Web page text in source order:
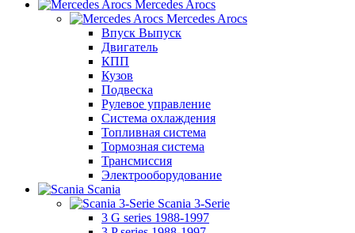
Mercedes Arocs
Mercedes Arocs
Впуск Выпуск
Двигатель
КПП
Кузов
Подвеска
Рулевое управление
Система охлаждения
Топливная система
Тормозная система
Трансмиссия
Электрооборудование
Scania
Scania 3-Serie
3 G series 1988-1997